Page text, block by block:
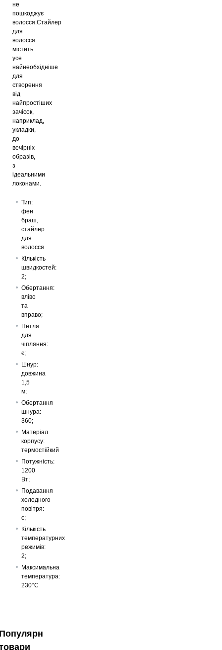
не
пошкоджує
волосся.Стайлер
для
волосся
містить
усе
найнеобхідніше
для
створення
від
найпростіших
зачісок,
наприклад,
укладки,
до
вечірніх
образів,
з
ідеальними
локонами.
Тип:
фен
браш,
стайлер
для
волосся
Кількість
швидкостей:
2;
Обертання:
вліво
та
вправо;
Петля
для
чіпляння:
є;
Шнур:
довжина
1,5
м;
Обертання
шнура:
360;
Матеріал
корпусу:
термостійкий
Потужність:
1200
Вт;
Подавання
холодного
повітря:
є;
Кількість
температурних
режимів:
2;
Максимальна
температура:
230°C